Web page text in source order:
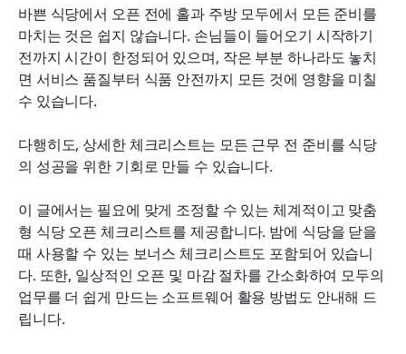
바쁜 식당에서 오픈 전에 홀과 주방 모두에서 모든 준비를
마치는 것은 쉽지 않습니다. 손님들이 들어오기 시작하기
전까지 시간이 한정되어 있으며, 작은 부분 하나라도 놓치
면 서비스 품질부터 식품 안전까지 모든 것에 영향을 미칠
수 있습니다.
다행히도, 상세한 체크리스트는 모든 근무 전 준비를 식당
의 성공을 위한 기회로 만들 수 있습니다.
이 글에서는 필요에 맞게 조정할 수 있는 체계적이고 맞춤
형 식당 오픈 체크리스트를 제공합니다. 밤에 식당을 닫을
때 사용할 수 있는 보너스 체크리스트도 포함되어 있습니
다. 또한, 일상적인 오픈 및 마감 절차를 간소화하여 모두의
업무를 더 쉽게 만드는 소프트웨어 활용 방법도 안내해 드
립니다.
보너스: 일일 식당 마감 점검표
Lark가 일상적인 식당 업무를 간소화하는 방법
레스토랑 오픈 체크리스트 FAQ
일상적인 레스토랑 오픈과 마감을 Lark로 간소화하
세요